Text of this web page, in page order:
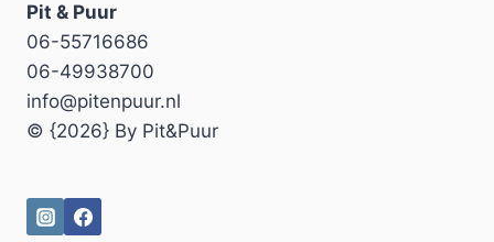
Pit & Puur
06-55716686
06-49938700
info@pitenpuur.nl
© {2026} By Pit&Puur